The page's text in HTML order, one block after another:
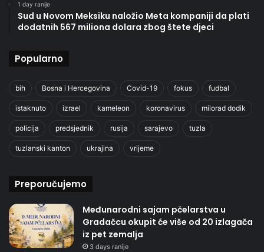
1 day ranije
Sud u Novom Meksiku naložio Meta kompaniji da plati
dodatnih 567 miliona dolara zbog štete djeci
Popularno
bih Bosna i Hercegovina Covid-19 fokus fudbal
istaknuto izrael kameleon koronavirus milorad dodik
policija predsjednik rusija sarajevo tuzla
tuzlanski kanton ukrajina vrijeme
Preporučujemo
Međunarodni sajam pčelarstva u
Gradačcu okupit će više od 20 izlagača
iz pet zemalja
3 days ranije